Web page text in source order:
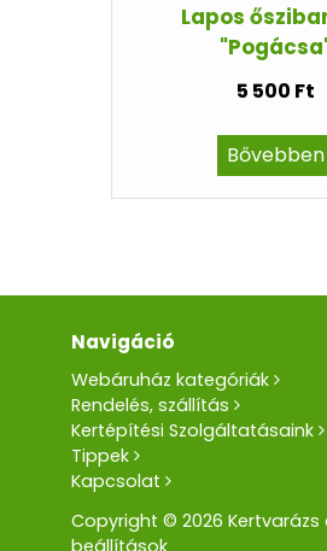
Lapos
5 500 Ft
Bővebben
Navigáció
Webáruház kategóriák
Rendelés, szállítás
Kertépítési Szolgáltatásaink
Tippek
Kapcsolat
Copyright © 2026